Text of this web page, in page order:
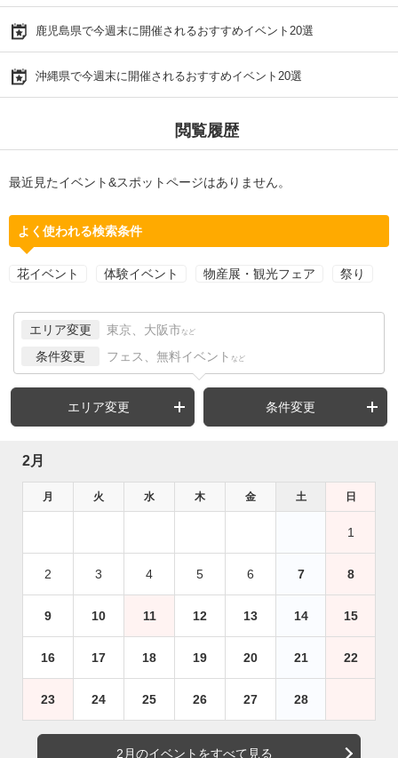
鹿児島県で今週末に開催されるおすすめイベント20選
沖縄県で今週末に開催されるおすすめイベント20選
閲覧履歴
最近見たイベント&スポットページはありません。
よく使われる検索条件
花イベント 体験イベント 物産展・観光フェア 祭り
エリア変更 東京、大阪市 など
条件変更 フェス、無料イベント など
エリア変更 条件変更
2月
月 火 水 木 金 土 日
1
2 3 4 5 6 7 8
9 10 11 12 13 14 15
16 17 18 19 20 21 22
23 24 25 26 27 28
2月のイベントをすべて見る